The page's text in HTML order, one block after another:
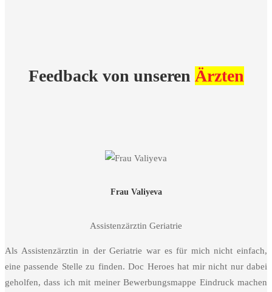
Feedback von unseren Ärzten
Frau Valiyeva
Assistenzärztin Geriatrie
Als Assistenzärztin in der Geriatrie war es für mich nicht einfach,
eine passende Stelle zu finden. Doc Heroes hat mir nicht nur dabei
geholfen, dass ich mit meiner Bewerbungsmappe Eindruck machen